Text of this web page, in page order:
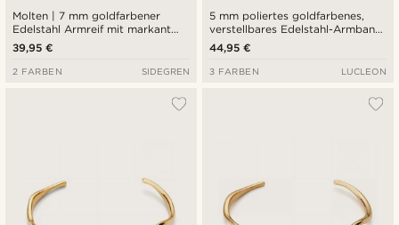
Molten | 7 mm goldfarbener
Edelstahl Armreif mit markant
wellenförmigem Design
39,95 €
2 FARBEN SIDEGREN
5 mm poliertes goldfarbenes,
verstellbares Edelstahl-Armband
mit eckiger Manschette
44,95 €
3 FARBEN LUCLEON